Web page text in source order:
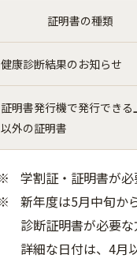
証明書の種類
健康診断結果のお知らせ
証明書発行機で発行できる
以外の証明書
学割証・証明書が
新年度は5月中旬か
診断証明書が必要
詳細な日付は、4月